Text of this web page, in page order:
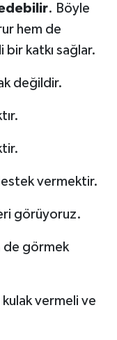
. Böyle
hem de
bir katkı sağlar.
değildir.
vermektir.
görüyoruz.
de görmek
kulak vermeli ve